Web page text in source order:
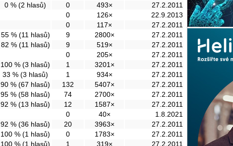
0 % (2 hlasů) 0 493×
27.2.2011
0 126×
22.9.2013
0 117×
27.2.2011
55 % (11 hlasů) 9 2800×
27.2.2011
82 % (11 hlasů) 9 519×
27.2.2011
0 205×
27.2.2011
100 % (3 hlasů) 1 3201×
27.2.2011
33 % (3 hlasů) 1 934×
27.2.2011
90 % (67 hlasů) 132 5407×
27.2.2011
95 % (58 hlasů) 74 2700×
27.2.2011
92 % (13 hlasů) 12 1587×
27.2.2011
0 40×
1.8.2021
92 % (36 hlasů) 20 3963×
27.2.2011
100 % (1 hlasů) 0 1783×
27.2.2011
100 % (1 hlasů) 1 319×
27.2.2011